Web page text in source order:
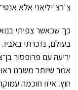
צ'רצ'יליאני אלא
כך שכאשר צפיתי
בעולם, נזכרתי
יריעה עם פרופסור
אמר שיותר משבנו
חוץ. איזו חוכמה